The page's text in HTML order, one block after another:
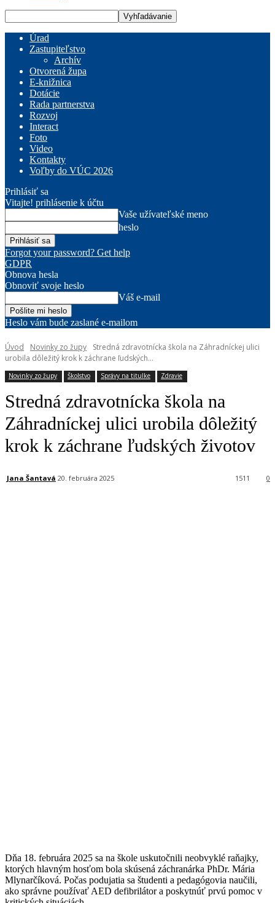
Úrad
Zastupiteľstvo
Archív
Otvorená župa
E-knižnica
Dotácie
Rada partnerstva
Rozvoj
Interact
Foto
Video
Kontakty
Voľby do VÚC 2026
Prihlásiť sa
Vitajte! prihlásenie k účtu
Vaše užívateľské meno
heslo
Forgot your password? Get help
GDPR
Obnova hesla
Obnoviť svoje heslo
Váš e-mail
Heslo vám bude zaslané e-mailom
Úvod Novinky zo župy
Stredná zdravotnícka škola na Záhradníckej ulici
urobila dôležitý krok k záchrane ľudských...
Novinky zo župy Školstvo Správy na titulke Zdravie
Stredná zdravotnícka škola na
Záhradníckej ulici urobila dôležitý
krok k záchrane ľudských životov
Jana Šantavá 20. februára 2025 0
1511
Dňa 18. februára 2025 sa na škole uskutočnili neobvyklé raňajky,
ktorých hlavným hosťom bola skúsená záchranárka PhDr. Mária
Mlynarčíková. Počas podujatia sa študenti a pedagógovia naučili,
ako správne používať AED defibrilátor a poskytnúť prvú pomoc v